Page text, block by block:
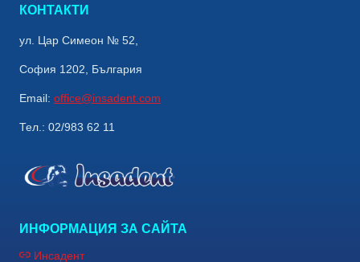
КОНТАКТИ
ул. Цар Симеон № 52,
София 1202, България
Email: office@insadent.com
Тел.: 02/983 62 11
ИНФОРМАЦИЯ ЗА САЙТА
Инсадент